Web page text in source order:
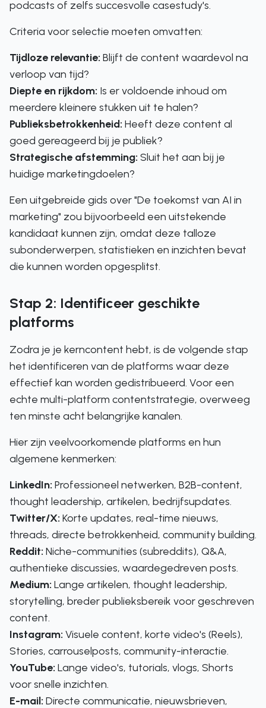
podcasts of zelfs succesvolle casestudy's.
Criteria voor selectie moeten omvatten:
Tijdloze relevantie: Blijft de content waardevol na
verloop van tijd?
Diepte en rijkdom: Is er voldoende inhoud om
meerdere kleinere stukken uit te halen?
Publieksbetrokkenheid: Heeft deze content al
goed gereageerd bij je publiek?
Strategische afstemming: Sluit het aan bij je
huidige marketingdoelen?
Een uitgebreide gids over "De toekomst van AI in
marketing" zou bijvoorbeeld een uitstekende
kandidaat kunnen zijn, omdat deze talloze
subonderwerpen, statistieken en inzichten bevat
die kunnen worden opgesplitst.
Stap 2: Identificeer geschikte
platforms
Zodra je je kerncontent hebt, is de volgende stap
het identificeren van de platforms waar deze
effectief kan worden gedistribueerd. Voor een
echte multi-platform contentstrategie, overweeg
ten minste acht belangrijke kanalen.
Hier zijn veelvoorkomende platforms en hun
algemene kenmerken:
LinkedIn: Professioneel netwerken, B2B-content,
thought leadership, artikelen, bedrijfsupdates.
Twitter/X: Korte updates, real-time nieuws,
threads, directe betrokkenheid, community building.
Reddit: Niche-communities (subreddits), Q&A,
authentieke discussies, waardegedreven posts.
Medium: Lange artikelen, thought leadership,
storytelling, breder publieksbereik voor geschreven
content.
Instagram: Visuele content, korte video's (Reels),
Stories, carrouselposts, community-interactie.
YouTube: Lange video's, tutorials, vlogs, Shorts
voor snelle inzichten.
E-mail: Directe communicatie, nieuwsbrieven,